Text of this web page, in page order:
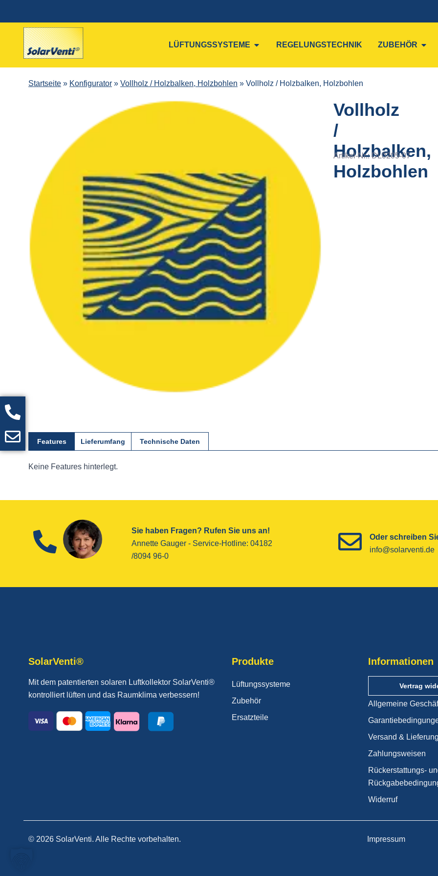
LÜFTUNGSSYSTEME REGELUNGSTECHNIK ZUBEHÖR
Startseite » Konfigurator » Vollholz / Holzbalken, Holzbohlen » Vollholz / Holzbalken, Holzbohlen
Vollholz
/
Holzbalken,
Holzbohlen
Artikel-Nr.: DL0205-07
Features Lieferumfang Technische Daten
Keine Features hinterlegt.
Sie haben Fragen? Rufen Sie uns an!
Annette Gauger - ­Service-Hotline­: 04182
/8094 96-0
Oder schreiben
info@solarventi.de
SolarVenti®
Mit dem patentierten solaren Luftkollektor SolarVenti®
kontrolliert lüften und das Raumklima verbessern!
Produkte
Lüftungssysteme
Zubehör
Ersatzteile
Informationen
Vertrag
Allgemeine
Versand & Lieferung
Zahlungsweisen
Rückerstattungs-
Widerruf
© 2026 SolarVenti. Alle Rechte vorbehalten. Impressum